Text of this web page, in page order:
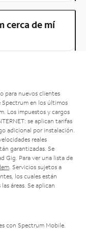
cerca de mí
para nuevos clientes
Spectrum en los últimos
Los impuestos y cargos
se aplican tarifas
adicional por instalación.
reales
garantizadas. Se
Gig. Para ver una lista de
. Servicios sujetos a
los cuales están
áreas. Se aplican
con Spectrum Mobile.